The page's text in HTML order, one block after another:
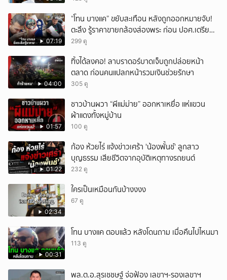
07:19
“โทน บางแค” ขยับสะเทือน หลังถูกออกหมายจับ!
ตะลึง รู้ราคาขายกล้องส่องพระ ก่อน ปอศ.เตรียม
บุกรวบ?
299 ดู
04:00
ทิ้งได้ลงคอ! ลาบราดอร์บาดเจ็บถูกปล่อยหน้า
ตลาด ก่อนคนแปลกหน้ารวมเงินช่วยรักษา
305 ดู
01:57
ชาวบ้านผวา “ผีแม่ม่าย” ออกหาเหยื่อ แห่แขวน
ผ้าแดงทั้งหมู่บ้าน
100 ดู
01:22
ก้อง ห้วยไร่ แจ้งข่าวเศร้า 'น้องพั้นช์' ลูกสาว
บุญธรรม เสียชีวิตจากอุบัติเหตุทางรถยนต์
232 ดู
02:34
ใครเป็นเหมือนกันบ้างงงง
67 ดู
00:31
โทน บางแค ตอบแล้ว หลังโดนถาม เมื่อคืนไปไหนมา
113 ดู
พล.ต.อ.สุรเชชษฐ์ จ่อฟ้อง เลขาฯ-รองเลขาฯ